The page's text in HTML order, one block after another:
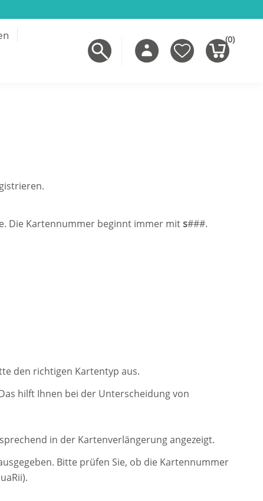
(0)
Die Kartennummer beginnt immer mits###.
den richtigen Kartentyp aus.
hilft Ihnen bei der Unterscheidung von
in der Kartenverlängerung angezeigt.
Bitte prüfen Sie, ob die Kartennummer